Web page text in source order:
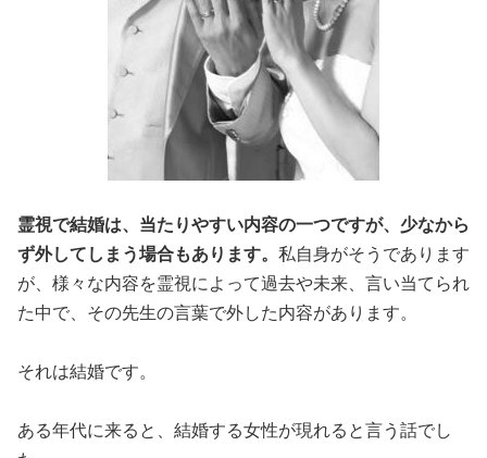
霊視で結婚は、当たりやすい内容の一つですが、少なから
ず外してしまう場合もあります。 私自身がそうであります
が、様々な内容を霊視によって過去や未来、言い当てられ
た中で、その先生の言葉で外した内容があります。
それは結婚です。
ある年代に来ると、結婚する女性が現れると言う話でし